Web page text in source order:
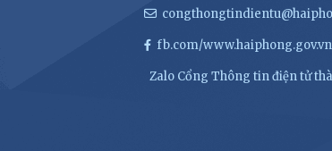
fb.com/www.haiphong.gov.vn
Zalo Cổng Thông tin điện tử